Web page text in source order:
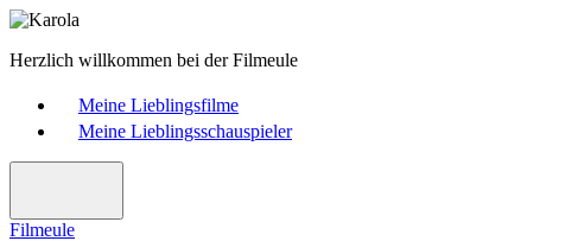
Herzlich willkommen bei der Filmeule
Meine Lieblingsfilme
Meine Lieblingsschauspieler
Filmeule